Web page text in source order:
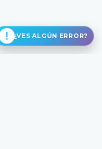
¿VES ALGÚN ERROR?